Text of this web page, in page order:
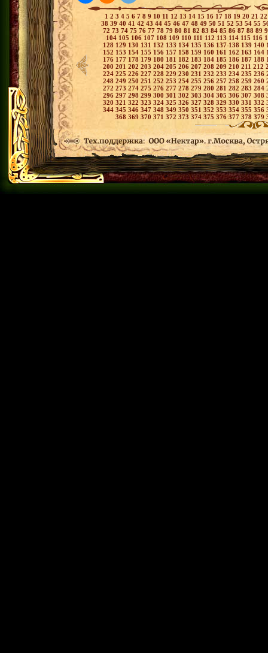
1 2 3 4 5 6 7 8 9 10 11 12 13 14 15 16 17 18 19 20 21
38 3940 41 42 43 44 45 46 47 48 49 50 51 52 53 54 55
72 73 74 75 76 77 78 79 80 81 82 83 84 85 86 87 88 89
104 105 106 107 108 109 110 111 112 113 114 115 116
128 129 130 131 132 133 134 135 136 137138 139 140
152 153 154 155 156 157 158 159 160 161 162 163 164
176 177 178 179 180 181 182 183 184 185 186 187 188
200 201 202 203 204 205 206 207 208 209 210 211 212
224 225 226 227 228 229 230 231 232 233 234 235 236
248 249 250 251 252 253 254 255 256 257 258 259 260
272 273 274 275 276 277 278 279 280 281 282 283 284
296 297 298 299 300 301 302 303 304 305 306 307 308
320 321 322 323 324 325 326 327 328 329 330 331 332
344 345 346 347 348 349 350 351 352 353 354 355 356
368 369 370 371 372 373 374 375 376377 378 379